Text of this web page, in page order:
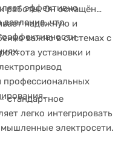
эффективно
давление, что
работы. Он оснащён
надёжную и
важно в системах с
установки и
профессиональных
стандартное
легко интегрировать
электросети.